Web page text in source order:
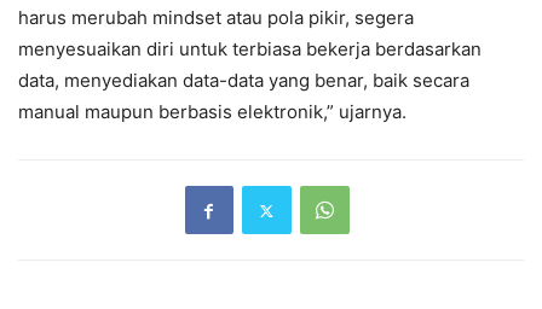
harus merubah mindset atau pola pikir, segera
menyesuaikan diri untuk terbiasa bekerja berdasarkan
data, menyediakan data-data yang benar, baik secara
manual maupun berbasis elektronik,” ujarnya.